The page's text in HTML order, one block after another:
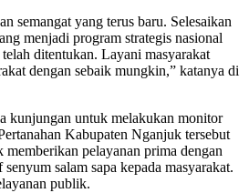
semangat yang terus baru. Selesaikan
menjadi program strategis nasional
ditentukan. Layani masyarakat
dengan sebaik mungkin,” katanya di
kunjungan untuk melakukan monitor
Kabupaten Nganjuk tersebut
pelayanan prima dengan
salam sapa kepada masyarakat.
publik.